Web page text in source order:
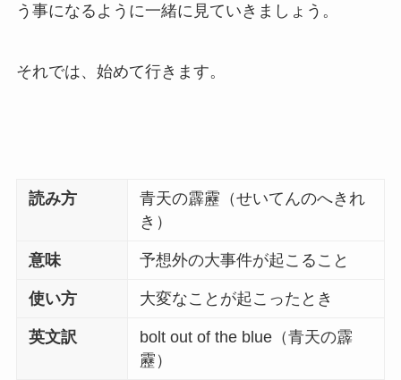
う事になるように一緒に見ていきましょう。
それでは、始めて行きます。
読み方
青天の霹靂（せいてんのへきれ
き）
意味 予想外の大事件が起こること
使い方 大変なことが起こったとき
英文訳
bolt out of the blue（青天の霹
靂）